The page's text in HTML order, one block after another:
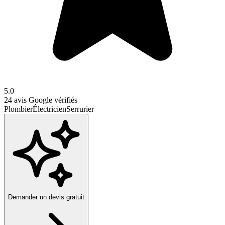
5.0
24 avis Google vérifiés
PlombierÉlectricienSerrurier
Demander un devis gratuit